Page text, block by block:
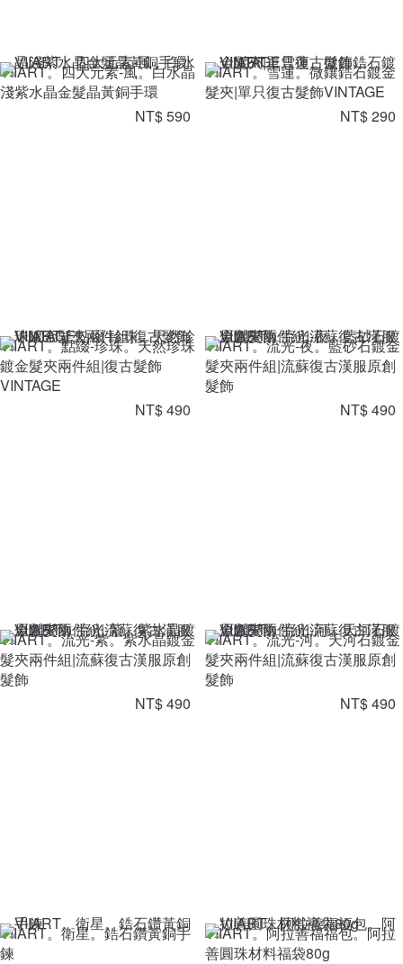
VIIART。四大元素-風。白水晶
淺紫水晶金髮晶黃銅手環
NT$ 590
VIIART。雪蓮。微鑲鋯石鍍金
髮夾|單只復古髮飾VINTAGE
NT$ 290
VIIART。點綴-珍珠。天然珍珠
鍍金髮夾兩件組|復古髮飾
VINTAGE
NT$ 490
VIIART。流光-夜。藍砂石鍍金
髮夾兩件組|流蘇復古漢服原創
髮飾
NT$ 490
VIIART。流光-紫。紫水晶鍍金
髮夾兩件組|流蘇復古漢服原創
髮飾
NT$ 490
VIIART。流光-河。天河石鍍金
髮夾兩件組|流蘇復古漢服原創
髮飾
NT$ 490
VIIART。衛星。鋯石鑽黃銅手
鍊
VIIART。阿拉善福福包。阿拉
善圓珠材料福袋80g